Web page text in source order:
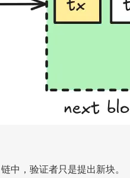
链中，验证者只是提出新块。